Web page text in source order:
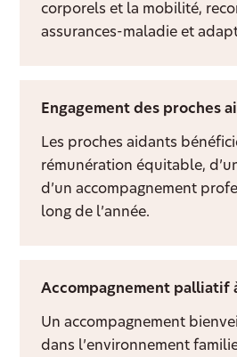
corporels et la mobilité,
assurances-maladie et
Engagement des proches
Les proches aidants
rémunération équitable,
d’un accompagnement
long de l’année.
Accompagnement palliatif
Un accompagnement
dans l’environnement